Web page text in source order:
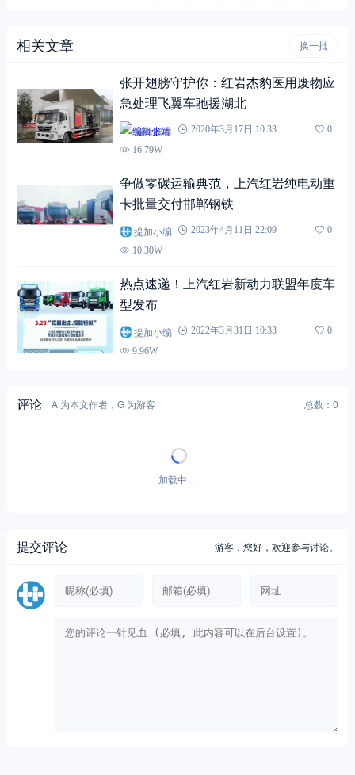
相关文章 换一批
张开翅膀守护你：红岩杰豹医用废物应
急处理飞翼车驰援湖北
编辑张靖 2020年3月17日 10:33
0
16.79W
争做零碳运输典范，上汽红岩纯电动重
卡批量交付邯郸钢铁
提加小编 2023年4月11日 22:09
0
10.30W
热点速递！上汽红岩新动力联盟年度车
型发布
提加小编 2022年3月31日 10:33
0
9.96W
评论 A 为本文作者，G 为游客 总数：0
加载中…
提交评论 游客，您好，欢迎参与讨论。